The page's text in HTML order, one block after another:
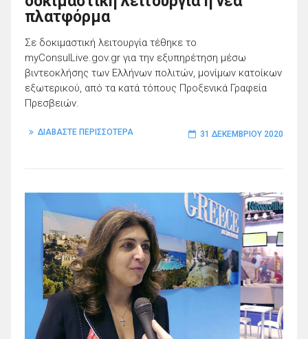
πλατφόρμα
Σε δοκιμαστική λειτουργία τέθηκε το
myConsulLive.gov.gr για την εξυπηρέτηση μέσω
βιντεοκλήσης των Ελλήνων πολιτών, μονίμων κατοίκων
εξωτερικού, από τα κατά τόπους Προξενικά Γραφεία
Πρεσβειών.
ΔΙΑΒΑΣΤΕ ΠΕΡΙΣΣΟΤΕΡΑ 31 ΔΕΚΕΜΒΡΊΟΥ 2020